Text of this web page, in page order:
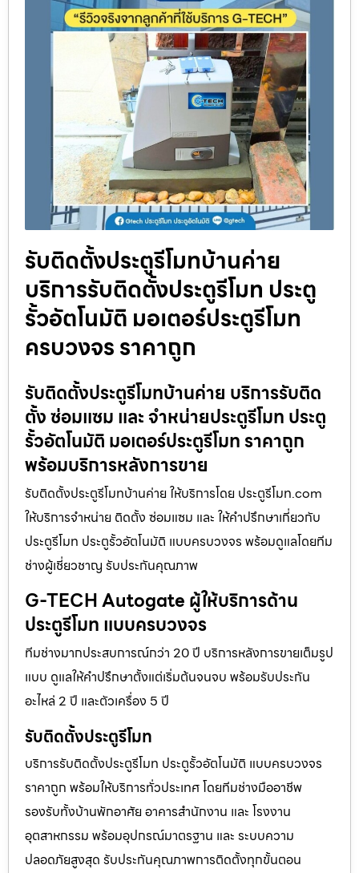
รับติดตั้งประตูรีโมทบ้านค่าย
บริการรับติดตั้งประตูรีโมท ประตู
รั้วอัตโนมัติ มอเตอร์ประตูรีโมท
ครบวงจร ราคาถูก
รับติดตั้งประตูรีโมทบ้านค่าย บริการรับติด
ตั้ง ซ่อมแซม และ จำหน่ายประตูรีโมท ประตู
รั้วอัตโนมัติ มอเตอร์ประตูรีโมท ราคาถูก
พร้อมบริการหลังการขาย
รับติดตั้งประตูรีโมทบ้านค่าย ให้บริการโดย ประตูรีโมท.com
ให้บริการจำหน่าย ติดตั้ง ซ่อมแซม และ ให้คำปรึกษาเกี่ยวกับ
ประตูรีโมท ประตูรั้วอัตโนมัติ แบบครบวงจร พร้อมดูแลโดยทีม
ช่างผู้เชี่ยวชาญ รับประกันคุณภาพ
G-TECH Autogate ผู้ให้บริการด้าน
ประตูรีโมท แบบครบวงจร
ทีมช่างมากประสบการณ์กว่า 20 ปี บริการหลังการขายเต็มรูป
แบบ ดูแลให้คำปรึกษาตั้งแต่เริ่มต้นจนจบ พร้อมรับประกัน
อะไหล่ 2 ปี และตัวเครื่อง 5 ปี
รับติดตั้งประตูรีโมท
บริการรับติดตั้งประตูรีโมท ประตูรั้วอัตโนมัติ แบบครบวงจร
ราคาถูก พร้อมให้บริการทั่วประเทศ โดยทีมช่างมืออาชีพ
รองรับทั้งบ้านพักอาศัย อาคารสำนักงาน และ โรงงาน
อุตสาหกรรม พร้อมอุปกรณ์มาตรฐาน และ ระบบความ
ปลอดภัยสูงสุด รับประกันคุณภาพการติดตั้งทุกขั้นตอน